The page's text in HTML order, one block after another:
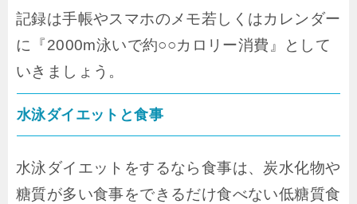
記録は手帳やスマホのメモ若しくはカレンダー
に『2000m泳いで約○○カロリー消費』として
いきましょう。
水泳ダイエットと食事
水泳ダイエットをするなら食事は、炭水化物や
糖質が多い食事をできるだけ食べない低糖質食